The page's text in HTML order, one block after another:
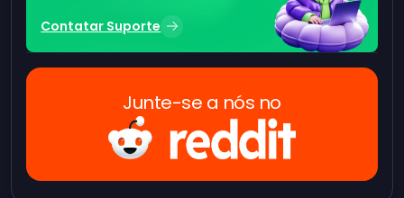
Contatar Suporte
Junte-se a nós no